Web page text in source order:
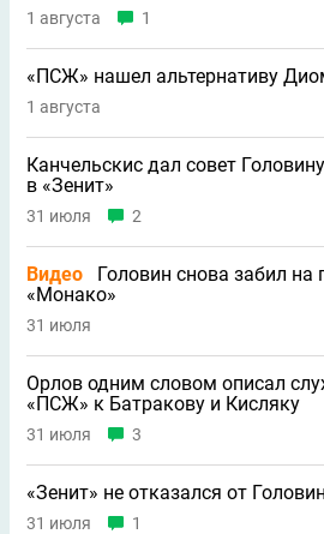
1 августа 1
«ПСЖ» нашел альтернативу
1 августа
Канчельскис дал совет
в «Зенит»
31 июля 2
Видео
Головин снова забил на
«Монако»
31 июля
Орлов одним словом описал
«ПСЖ» к Батракову и Кисляку
31 июля 3
«Зенит» не отказался от
31 июля 1